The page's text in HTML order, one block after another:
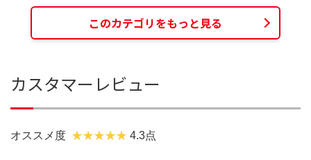
このカテゴリをもっと見る
カスタマーレビュー
オススメ度 4.3点